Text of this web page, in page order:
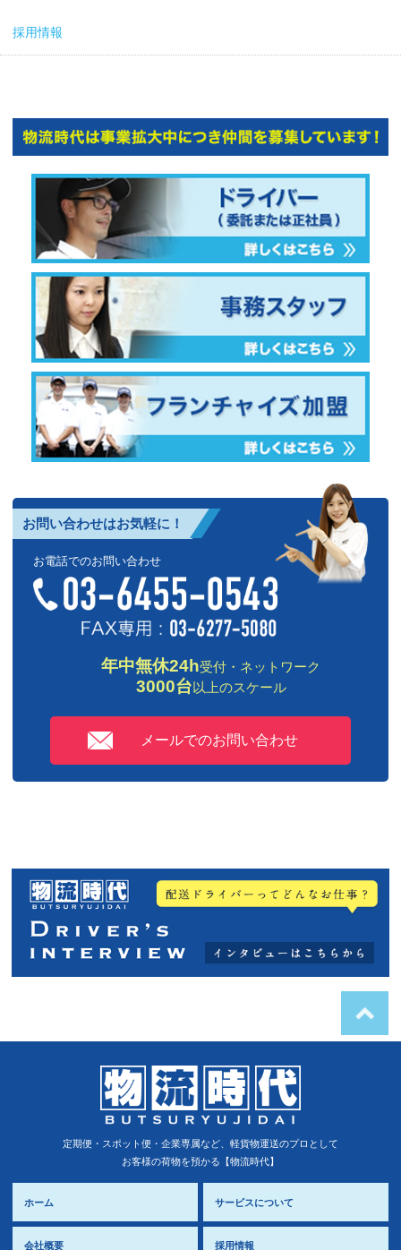
採用情報
お問い合わせはお気軽に！
お電話でのお問い合わせ
年中無休24h受付・ネットワーク
3000台以上のスケール
メールでのお問い合わせ
定期便・スポット便・企業専属など、軽貨物運送のプロとして
お客様の荷物を預かる【物流時代】
ホーム サービスについて
会社概要 採用情報